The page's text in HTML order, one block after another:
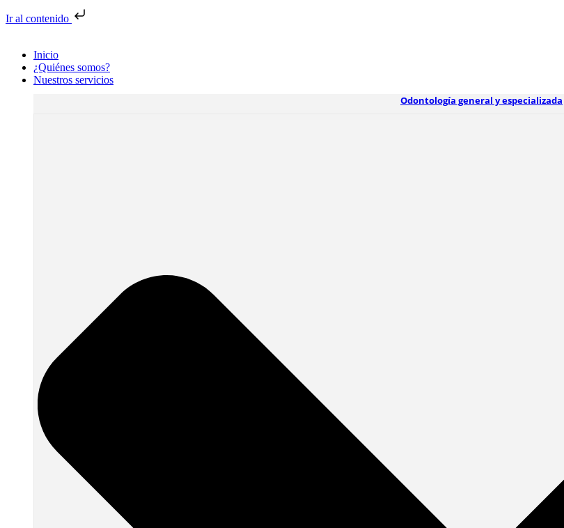
Ir al contenido
Inicio
¿Quiénes somos?
Nuestros servicios
Odontología general y especializada